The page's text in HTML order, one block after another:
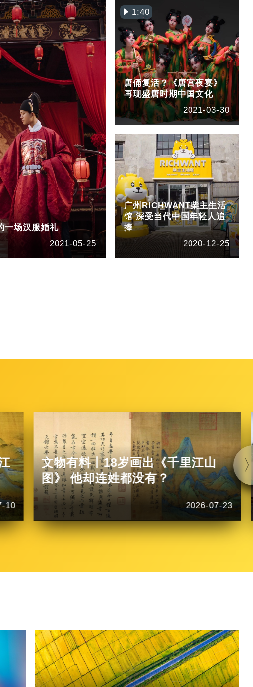
一场汉服婚礼
2021-05-25
1:40
唐俑复活？《唐宫夜宴》
再现盛唐时期中国文化
2021-03-30
广州RICHWANT柴主生活
馆 深受当代中国年轻人追
捧
2020-12-25
10
文物有料丨18岁画出《千里江山
图》 他却连姓都没有？
2026-07-23